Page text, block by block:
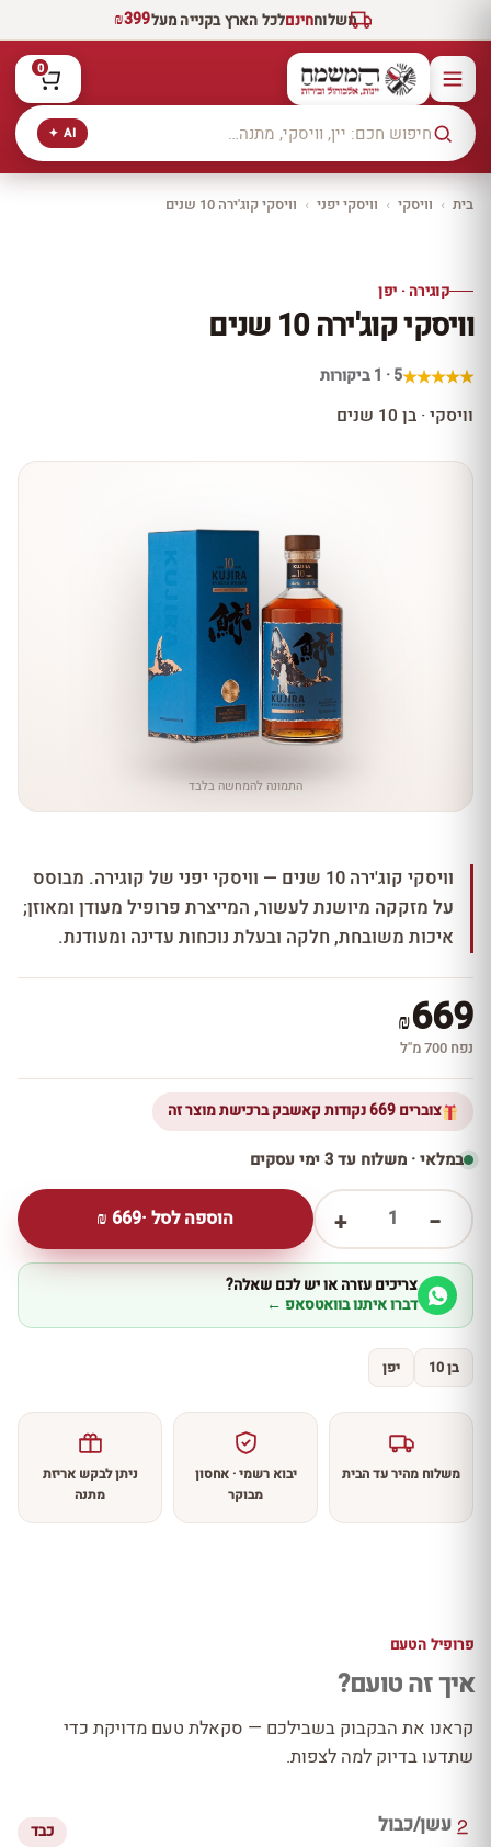
משלוחחינםלכל הארץ בקנייה מעל₪399
AI ✦
0
בית › וויסקי › וויסקי יפני › וויסקי קוג'ירה 10 שנים
10% הנחה
עכשיו ב-10% הנחה
קוגירה · יפן
וויסקי קוג'ירה 10 שנים
5 · 1 ביקורות
וויסקי · בן 10 שנים
התמונה להמחשה בלבד
וויסקי קוג'ירה 10 שנים — וויסקי יפני של קוגירה. מבוסס
על מזקקה מיושנת לעשור, המייצרת פרופיל מעודן ומאוזן;
איכות משובחת, חלקה ובעלת נוכחות עדינה ומעודנת.
₪669
נפח 700 מ''ל
צוברים 669 נקודות קאשבק ברכישת מוצר זה
במלאי · משלוח עד 3 ימי עסקים
−
1
+ הוספה לסל ·669
₪
צריכים עזרה או יש לכם שאלה?
דברו איתנו בוואטסאפ ←
בן 10 יפן
משלוח מהיר עד הבית
יבוא רשמי · אחסון
מבוקר
ניתן לבקש אריזת
מתנה
פרופיל הטעם
איך זה טועם?
קראנו את הבקבוק בשבילכם — סקאלת טעם מדויקת כדי
שתדעו בדיוק למה לצפות.
עשן/כבול כבד